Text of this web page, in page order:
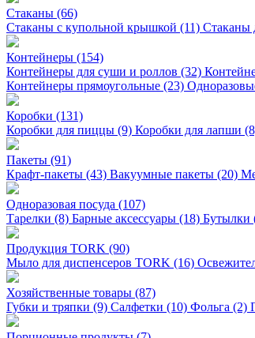
Стаканы (66)
Стаканы с купольной крышкой (11) Стаканы
Контейнеры (154)
Контейнеры для суши и роллов (32)
Контейнеры прямоугольные (23)
Коробки (131)
Коробки для пиццы (9) Коробки для лапши
Пакеты (91)
Крафт-пакеты (43) Вакуумные пакеты (20)
Одноразовая посуда (107)
Тарелки (8) Барные аксессуары (18) Бутылки
Продукция TORK (90)
Мыло для диспенсеров TORK (16)
Хозяйственные товары (87)
Губки и тряпки (9) Салфетки (10) Фольга (2)